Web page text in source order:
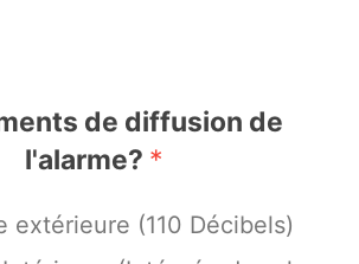
de diffusion de
l'alarme? *
extérieure (110 Décibels)